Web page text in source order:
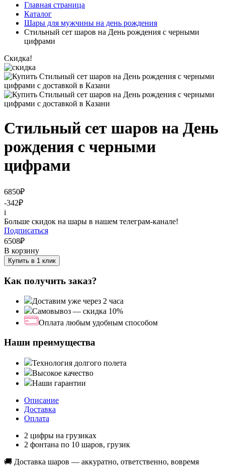
Главная страница
Каталог
Шары для мужчины на день рождения
Стильный сет шаров на День рождения с черными
цифрами
Скидка!
Стильный сет шаров на День
рождения с черными
цифрами
6850₽
-342₽
i
Больше скидок на шары в нашем телеграм-канале!
Подписаться
6508₽
В корзину
Купить в 1 клик
Как получить заказ?
Доставим уже через 2 часа
Самовывоз — скидка 10%
Оплата любым удобным способом
Наши преимущества
Технология долгого полета
Высокое качество
Наши гарантии
Описание
Доставка
Оплата
2 цифры на грузиках
2 фонтана по 10 шаров, грузик
🚚 Доставка шаров — аккуратно, ответственно, вовремя